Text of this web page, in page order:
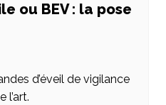
ou BEV : la pose
d’éveil de vigilance
l’art.